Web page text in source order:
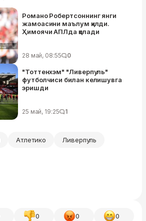
Романо Робертсоннинг янги
жамоасини маълум қилди.
Ҳимоячи АПЛда қолади
28 май, 08:55 0
"Тоттенхэм" "Ливерпуль"
футболчиси билан келишувга
эришди
25 май, 19:25 1
Атлетико Ливерпуль
0 0 0